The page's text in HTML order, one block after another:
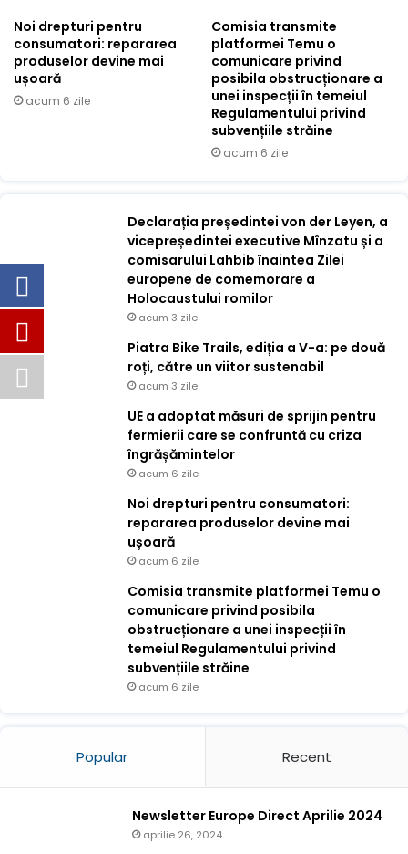
Noi drepturi pentru
consumatori: repararea
produselor devine mai
ușoară
acum 6 zile
Comisia transmite
platformei Temu o
comunicare privind
posibila obstrucționare a
unei inspecții în temeiul
Regulamentului privind
subvențiile străine
acum 6 zile
Declarația președintei von der Leyen, a
vicepreședintei executive Mînzatu și a
comisarului Lahbib înaintea Zilei
europene de comemorare a
Holocaustului romilor
acum 3 zile
Piatra Bike Trails, ediția a V-a: pe două
roți, către un viitor sustenabil
acum 3 zile
UE a adoptat măsuri de sprijin pentru
fermierii care se confruntă cu criza
îngrășămintelor
acum 6 zile
Noi drepturi pentru consumatori:
repararea produselor devine mai
ușoară
acum 6 zile
Comisia transmite platformei Temu o
comunicare privind posibila
obstrucționare a unei inspecții în
temeiul Regulamentului privind
subvențiile străine
acum 6 zile
Popular Recent
Newsletter Europe Direct Aprilie 2024
aprilie 26, 2024